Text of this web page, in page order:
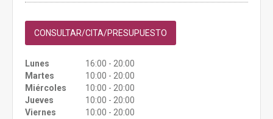
CONSULTAR/CITA/PRESUPUESTO
Lunes
16:00 - 20:00
Martes
10:00 - 20:00
Miércoles
10:00 - 20:00
Jueves
10:00 - 20:00
Viernes
10:00 - 20:00